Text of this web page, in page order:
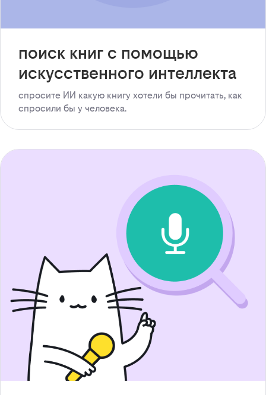
поиск книг с помощью
искусственного интеллекта
спросите ИИ какую книгу хотели бы прочитать, как
спросили бы у человека.